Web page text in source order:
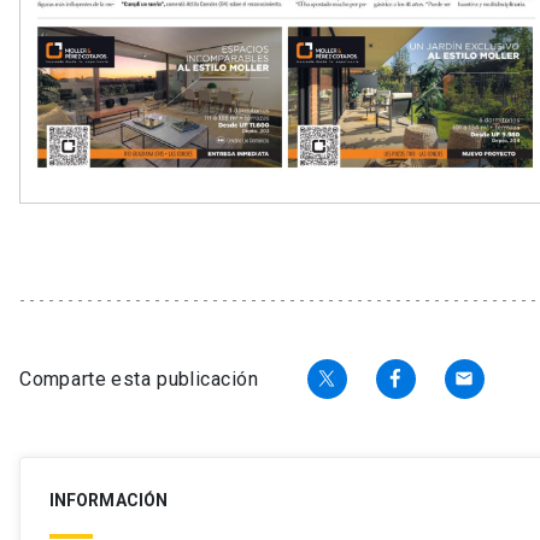
Comparte esta publicación email
INFORMACIÓN